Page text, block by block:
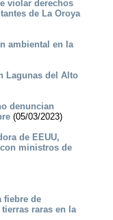
violar derechos
de La Oroya
ambiental en la
Lagunas del Alto
denuncian
(05/03/2023)
de EEUU,
ministros de
fiebre de
raras en la